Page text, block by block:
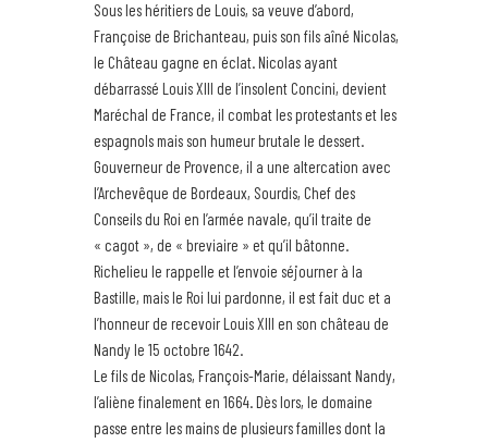
Sous les héritiers de Louis, sa veuve d’abord,
Françoise de Brichanteau, puis son fils aîné Nicolas,
le Château gagne en éclat. Nicolas ayant
débarrassé Louis XIII de l’insolent Concini, devient
Maréchal de France, il combat les protestants et les
espagnols mais son humeur brutale le dessert.
Gouverneur de Provence, il a une altercation avec
l’Archevêque de Bordeaux, Sourdis, Chef des
Conseils du Roi en l’armée navale, qu’il traite de
« cagot », de « breviaire » et qu’il bâtonne.
Richelieu le rappelle et l’envoie séjourner à la
Bastille, mais le Roi lui pardonne, il est fait duc et a
l’honneur de recevoir Louis XIII en son château de
Nandy le 15 octobre 1642.
Le fils de Nicolas, François-Marie, délaissant Nandy,
l’aliène finalement en 1664. Dès lors, le domaine
passe entre les mains de plusieurs familles dont la